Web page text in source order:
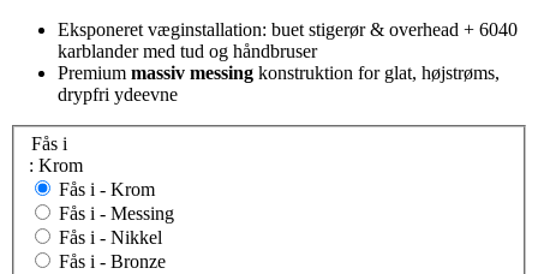
Eksponeret væginstallation: buet stigerør & overhead + 6040
karblander med tud og håndbruser
Premium massiv messing konstruktion for glat, højstrøms,
drypfri ydeevne
Fås i
: Krom
Fås i - Krom
Fås i - Messing
Fås i - Nikkel
Fås i - Bronze